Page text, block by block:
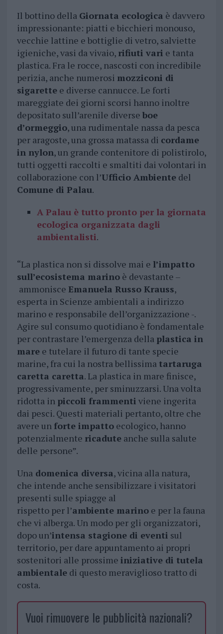
Il bottino della Giornata ecologica è davvero
impressionante: piatti e bicchieri monouso,
vecchie lattine e bottiglie di vetro, salviette
igieniche, vasi da vivaio, rifiuti vari e tanta
plastica. Fra le rocce, nascosti con incredibile
perizia, anche numerosi mozziconi di
sigarettee diverse cannucce. Le forti
mareggiate dei giorni scorsi hanno inoltre
depositato sull’arenile diverse boe
d’ormeggio, una rudimentale nassa da pesca
per aragoste, una grossa matassa di cordame
in nylon, un grande contenitore di polistirolo,
tutti oggetti raccolti e smaltiti dai volontari in
collaborazione con l’Ufficio Ambientedel
Comune di Palau.
A Palau è tutto pronto per la giornata
ecologica organizzata dagli
ambientalisti.
“La plastica non si dissolve mai e l’impatto
sull’ecosistema marinoè devastante –
ammonisce Emanuela Russo Krauss,
esperta in Scienze ambientali a indirizzo
marino e responsabile dell’organizzazione -.
Agire sul consumo quotidiano è fondamentale
per contrastare l’emergenza della plastica in
maree tutelare il futuro di tante specie
marine, fra cui la nostra bellissima tartaruga
caretta caretta. La plastica in mare finisce,
progressivamente, per sminuzzarsi. Una volta
ridotta in piccoli frammenti viene ingerita
dai pesci. Questi materiali pertanto, oltre che
avere un forte impattoecologico, hanno
potenzialmente ricaduteanche sulla salute
delle persone”.
Unadomenica diversa, vicina alla natura,
che intende anche sensibilizzare i visitatori
presenti sulle spiagge al
rispetto per l’ambiente marinoe per la fauna
che vi alberga. Un modo per gli organizzatori,
dopo un’intensa stagione di eventi sul
territorio, per dare appuntamento ai propri
sostenitori alle prossime iniziative di tutela
ambientaledi questo meraviglioso tratto di
costa.
Vuoi rimuovere le pubblicità nazionali?